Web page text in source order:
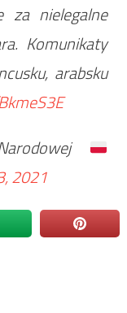
za nielegalne
Komunikaty
arabsku
2021